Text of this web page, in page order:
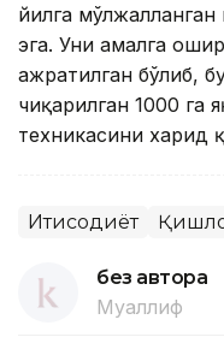
йилга мўлжалланган
эга. Уни амалга
ажратилган бўлиб,
чиқарилган 1000 га
техникасини харид
Иқтисодиёт
без автора
Муаллиф